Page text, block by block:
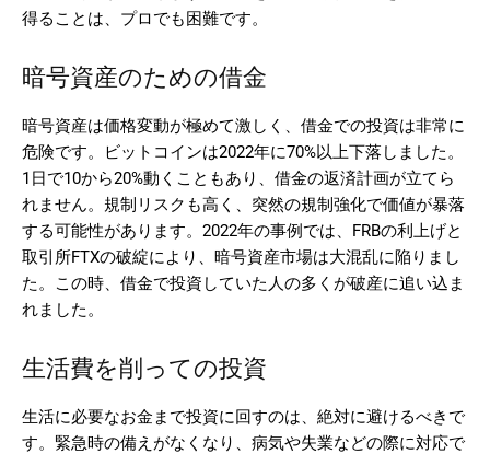
得ることは、プロでも困難です。
暗号資産のための借金
暗号資産は価格変動が極めて激しく、借金での投資は非常に
危険です。ビットコインは2022年に70%以上下落しました。
1日で10から20%動くこともあり、借金の返済計画が立てら
れません。規制リスクも高く、突然の規制強化で価値が暴落
する可能性があります。2022年の事例では、FRBの利上げと
取引所FTXの破綻により、暗号資産市場は大混乱に陥りまし
た。この時、借金で投資していた人の多くが破産に追い込ま
れました。
生活費を削っての投資
生活に必要なお金まで投資に回すのは、絶対に避けるべきで
す。緊急時の備えがなくなり、病気や失業などの際に対応で